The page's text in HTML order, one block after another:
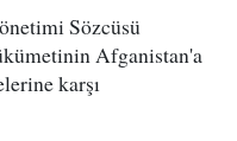
Sözcüsü
Afganistan'a
karşı